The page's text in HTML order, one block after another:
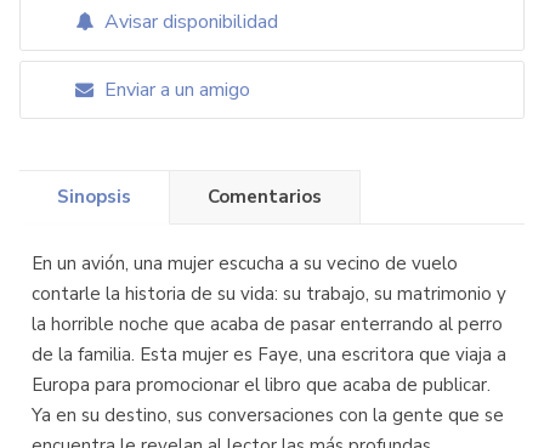
Avisar disponibilidad
Enviar a un amigo
Sinopsis Comentarios
En un avión, una mujer escucha a su vecino de vuelo
contarle la historia de su vida: su trabajo, su matrimonio y
la horrible noche que acaba de pasar enterrando al perro
de la familia. Esta mujer es Faye, una escritora que viaja a
Europa para promocionar el libro que acaba de publicar.
Ya en su destino, sus conversaciones con la gente que se